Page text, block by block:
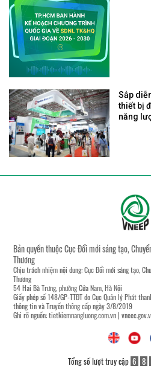
Sắp
thiết bị
năng
Bản quyền thuộc Cục Đổi mới sáng tạo,
Thương
Chịu trách nhiệm nội dung: Cục Đổi mới sáng tạo,
Thương
54 Hai Bà Trưng, phường Cửa Nam, Hà Nội
Giấy phép số 148/GP-TTĐT do Cục Quản lý Phát
thông tin và Truyền thông cấp ngày 3/8/2019
Ghi rõ nguồn:tietkiemnangluong.com.vn|
Tổng số lượt truy cập 6 8